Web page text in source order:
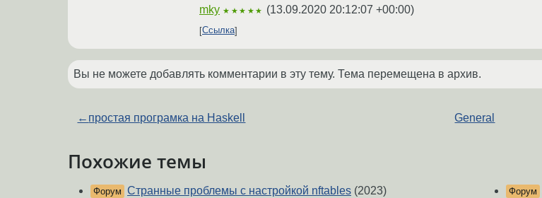
mky ★★★★★ (13.09.2020 20:12:07 +00:00)
Ссылка
Вы не можете добавлять комментарии в эту тему. Тема перемещена в архив.
← простая програмка на Haskell General
Похожие темы
Форум Странные проблемы с настройкой nftables (2023) Форум